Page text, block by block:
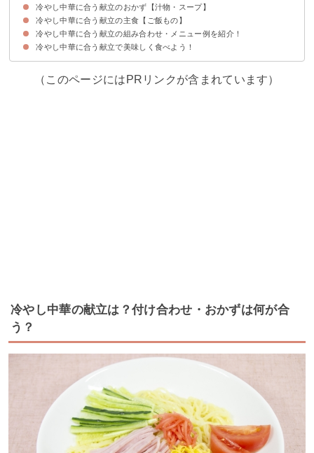
①本格水餃子
②ハムカツ
③海苔巻きつくね
④白身魚のしんじょ
⑤豚の角煮
冷やし中華に合う献立のおかず【汁物・スープ】
①もやしとにらのかきたまスープ
②なすとみょうがの味噌汁
③白菜のピリ辛スープ
④和風カレースープ
⑤ごぼうとじゃがいもの豆乳ポタージュ
冷やし中華に合う献立の主食【ご飯もの】
①タコの炊き込みご飯
②中華おこわ
③さっぱり混ぜご飯
④卵かけご飯
⑤ライスコロッケ
冷やし中華に合う献立の組み合わせ・メニュー例を紹介！
献立メニュー例①
献立メニュー例②
献立メニュー例③
献立メニュー例④
冷やし中華に合う献立で美味しく食べよう！
（このページにはPRリンクが含まれています）
冷やし中華の献立は？付け合わせ・おかずは何が合
う？